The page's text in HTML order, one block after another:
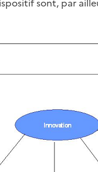
sont, par